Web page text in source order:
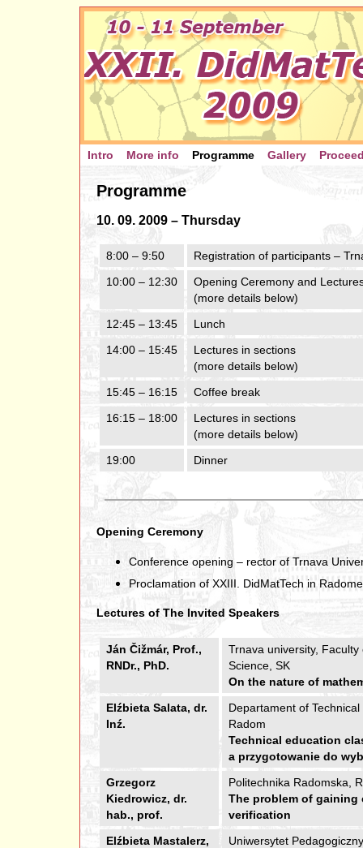
Intro More info Programme Gallery
Programme
10. 09. 2009 – Thursday
8:00 – 9:50
Registration of participants –
10:00 – 12:30
Opening Ceremony and
(more details below)
12:45 – 13:45
Lunch
14:00 – 15:45
Lectures in sections
(more details below)
15:45 – 16:15
Coffee break
16:15 – 18:00
Lectures in sections
(more details below)
19:00
Dinner
Opening Ceremony
Conference opening – rector of Trnava
Proclamation of XXIII. DidMatTech in
Lectures of The Invited Speakers
Ján Čižmár, Prof.,
RNDr., PhD.
Trnava university,
Science, SK
On the nature of
Elźbieta Salata, dr.
Inź.
Departament of
Radom
Technical education
a przygotowanie do
Grzegorz
Kiedrowicz, dr.
hab., prof.
Politechnika Radomska,
The problem of
verification
Elźbieta Mastalerz,
Uniwersytet